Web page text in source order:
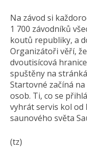
Na závod si
1 700 závodníků
koutů republiky, a
Organizátoři věří,
dvoutisícová
spuštěny na
Startovné začíná
osob. Ti, co se
vyhrát servis kol
saunového světa
(tz)